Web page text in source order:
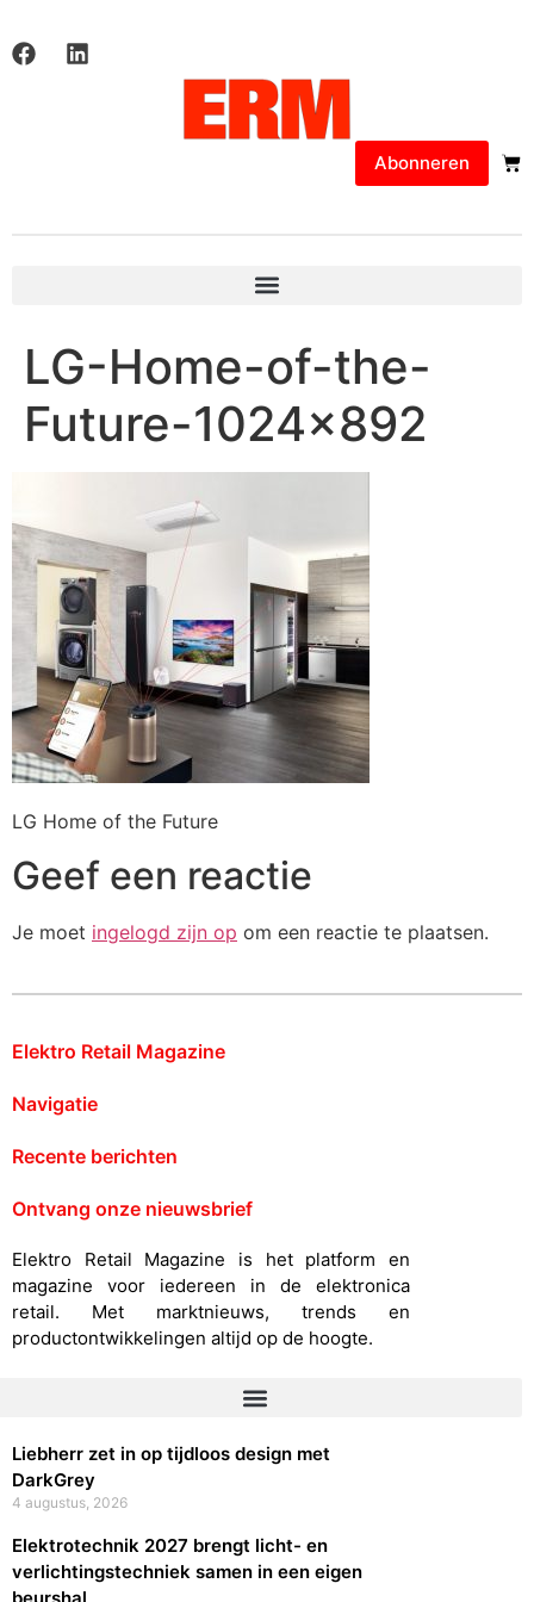
Abonneren
LG-Home-of-the-
Future-1024×892
LG Home of the Future
Geef een reactie
Je moet ingelogd zijn op om een reactie te plaatsen.
Elektro Retail Magazine
Navigatie
Recente berichten
Ontvang onze nieuwsbrief
Elektro Retail Magazine is het platform en
magazine voor iedereen in de elektronica
retail. Met marktnieuws, trends en
productontwikkelingen altijd op de hoogte.
Liebherr zet in op tijdloos design met
DarkGrey
4 augustus, 2026
Elektrotechnik 2027 brengt licht- en
verlichtingstechniek samen in een eigen